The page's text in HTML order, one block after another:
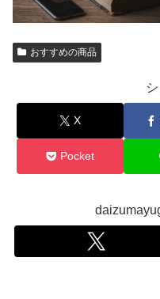
おすすめの商品
X
Pocket